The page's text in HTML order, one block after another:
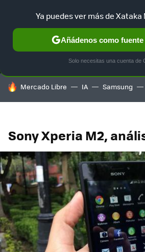
MENÚ
GAMING HOME
HOY SE HABLA DE
Mercado Libre IA Samsung
Sony Xperia M2,
Ya puedes ver más de Xataka
Añádenos como
Solo necesitas una cuenta de